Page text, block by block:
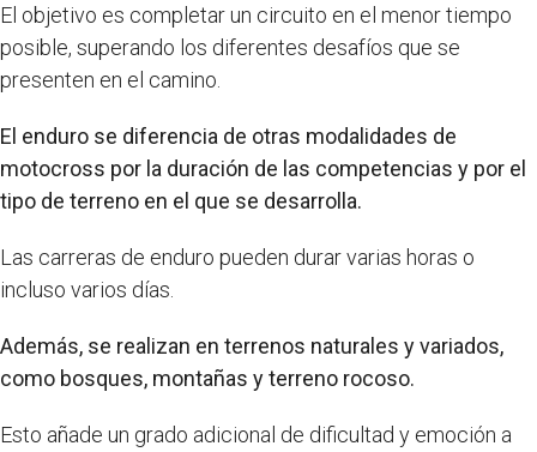
El objetivo es completar un circuito en el menor tiempo
posible, superando los diferentes desafíos que se
presenten en el camino.
El enduro se diferencia de otras modalidades de
motocross por la duración de las competencias y por el
tipo de terreno en el que se desarrolla.
Las carreras de enduro pueden durar varias horas o
incluso varios días.
Además, se realizan en terrenos naturales y variados,
como bosques, montañas y terreno rocoso.
Esto añade un grado adicional de dificultad y emoción a